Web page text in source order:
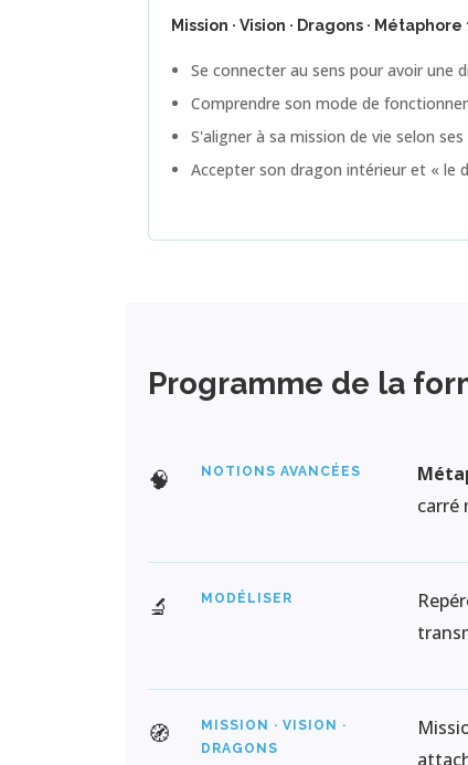
Mission · Vision · Dragons ·
Se connecter au sens pour avoir une
Comprendre son mode de
S'aligner à sa mission de vie selon ses
Accepter son dragon intérieur et « le
Programme de la
🧠 NOTIONS AVANCÉES
carré
🔬 MODÉLISER
🧭
MISSION · VISION ·
DRAGONS